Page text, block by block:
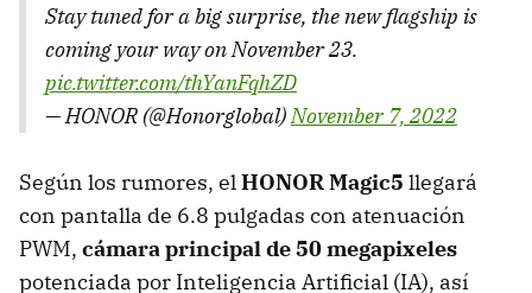
Stay tuned for a big surprise, the new flagship is
coming your way on November 23.
pic.twitter.com/thYanFqhZD
— HONOR (@Honorglobal)November 7, 2022
Según los rumores, elHONOR Magic5 llegará
con pantalla de 6.8 pulgadas con atenuación
PWM, cámara principal de 50 megapixeles
potenciada por Inteligencia Artificial (IA), así